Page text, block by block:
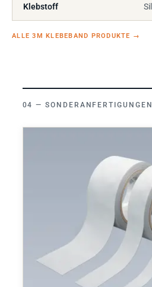
Klebstoff
ALLE 3M KLEBEBAND PRODUKTE →
SONDERANFERTIGUNGEN